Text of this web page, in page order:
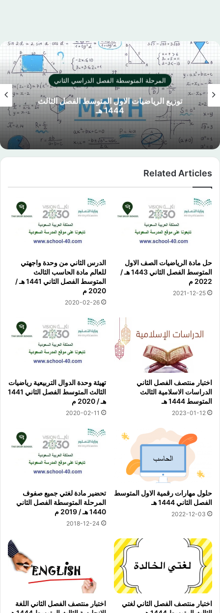
المرحلة المتوسطة الفصل الدراسي الثاني
توزيع الرياضيات الاول المتوسط الفصل الثالث
1444 هـ
Related Articles
حل مادة الرياضيات الصف الاول
المتوسط الفصل الثاني 1443 هـ /
2022 م
2021-12-25
الدرس الثاني من وحدة واجهتي
للعالم مادة الحاسب الثالث
المتوسط الفصل الثاني 1441 هـ /
2020 م
2020-02-26
اختبار منتصف الفصل الثاني
الدراسات الاسلامية الثالث
المتوسط 1444 هـ
2023-01-12
تهيئة وحدة الدوال التربيعية رياضيات
الثالث المتوسط الفصل الثاني 1441
هـ / 2020 م
2020-02-11
حلول مهارات رقمية الاول المتوسط
الفصل الثاني 1444 هـ
2022-12-03
تحضير مادة لغتي جميع صفوف
المرحلة المتوسطة الفصل الثاني
1440 هـ / 2019 م
2018-12-24
اختبار منتصف الفصل الثاني لغتي
اختبار منتصف الفصل الثاني اللغة